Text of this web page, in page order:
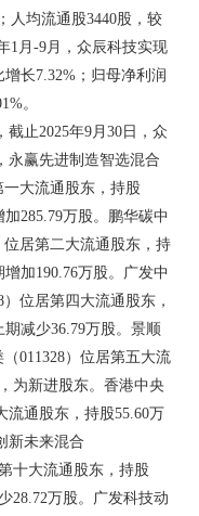
人均流通股3440股，较
1月-9月，众辰科技实现
长7.32%；归母净利润
。
止2025年9月30日，众
永赢先进制造智选混合
一大流通股东，持股
285.79万股。鹏华碳中
位居第二大流通股东，持
加190.76万股。广发中
位居第四大流通股东，
减少36.79万股。景顺
011328）位居第五大流
为新进股东。香港中央
流通股东，持股55.60万
新未来混合
十大流通股东，持股
28.72万股。广发科技动